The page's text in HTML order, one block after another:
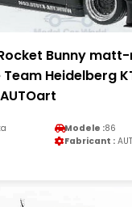
Bunny
Heidelberg
Modele :86
Fabricant :